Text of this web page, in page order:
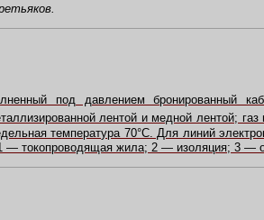
под давлением бронированный
лентой и медной лентой;
температура 70°C. Для линий
— токопроводящая жила; 2 — изоляция; 3 —